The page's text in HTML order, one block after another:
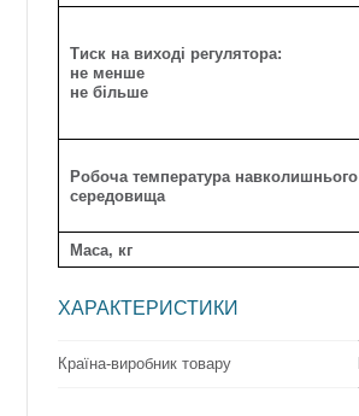
Тиск на виході регулятора:
не менше
не більше
Робоча температура навколишнього
середовища
Маса, кг
ХАРАКТЕРИСТИКИ
Країна-виробник товару